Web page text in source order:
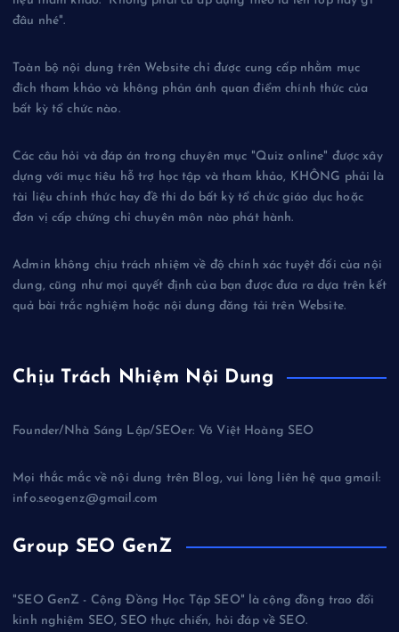
đâu nhé".
Toàn bộ nội dung trên Website chỉ được cung cấp nhằm mục
đích tham khảo và không phản ánh quan điểm chính thức của
bất kỳ tổ chức nào.
Các câu hỏi và đáp án trong chuyên mục "Quiz online" được xây
dựng với mục tiêu hỗ trợ học tập và tham khảo, KHÔNG phải là
tài liệu chính thức hay đề thi do bất kỳ tổ chức giáo dục hoặc
đơn vị cấp chứng chỉ chuyên môn nào phát hành.
Admin không chịu trách nhiệm về độ chính xác tuyệt đối của nội
dung, cũng như mọi quyết định của bạn được đưa ra dựa trên kết
quả bài trắc nghiệm hoặc nội dung đăng tải trên Website.
Chịu Trách Nhiệm Nội Dung
Founder/Nhà Sáng Lập/SEOer: Võ Việt Hoàng SEO
Mọi thắc mắc về nội dung trên Blog, vui lòng liên hệ qua gmail:
info.seogenz@gmail.com
Group SEO GenZ
"SEO GenZ - Cộng Đồng Học Tập SEO" là cộng đồng trao đổi
kinh nghiệm SEO, SEO thực chiến, hỏi đáp về SEO.